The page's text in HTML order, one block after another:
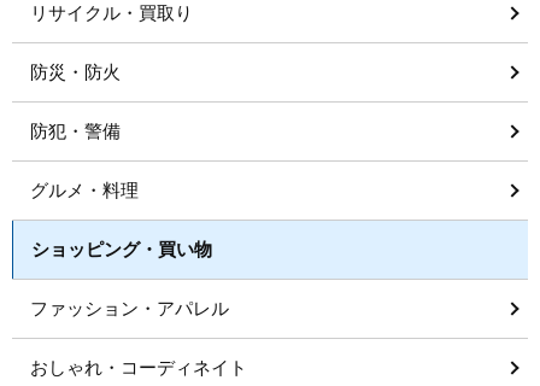
リサイクル・買取り
防災・防火
防犯・警備
グルメ・料理
ショッピング・買い物
ファッション・アパレル
おしゃれ・コーディネイト